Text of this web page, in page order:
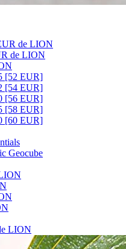
de LION
de LION
[52 EUR]
[54 EUR]
[56 EUR]
[58 EUR]
[60 EUR]
Geocube
LION